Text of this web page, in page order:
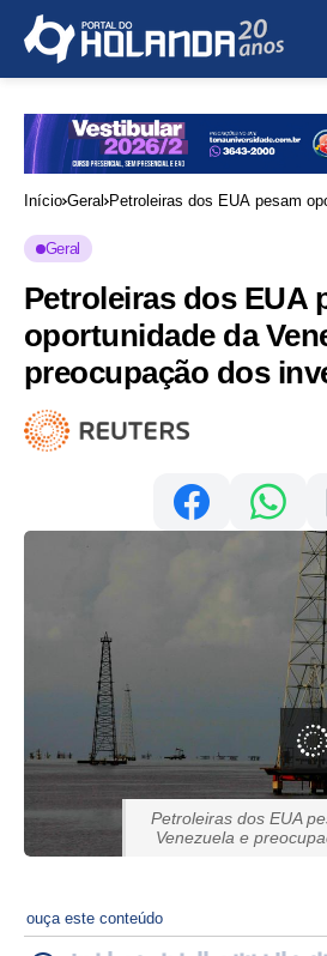
Início Geral Petroleiras dos EUA pesam
Geral
Petroleiras dos EUA
oportunidade da
preocupação dos
Petroleiras dos EUA
Venezuela e
ouça este conteúdo